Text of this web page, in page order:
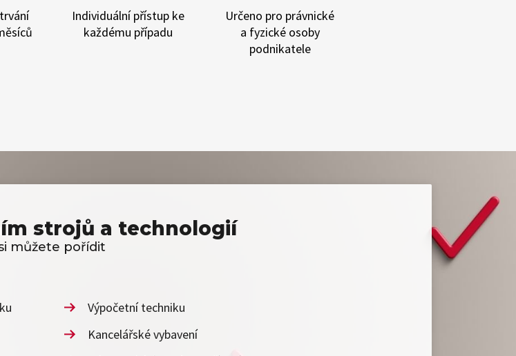
Individuální přístup ke
každému případu
Určeno pro právnické
a fyzické osoby
podnikatele
strojů a technologií
můžete pořídit
Výpočetní techniku
Kancelářské vybavení